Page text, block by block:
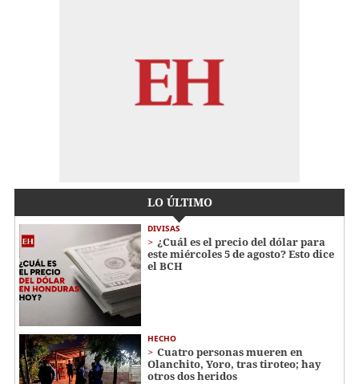
LO ÚLTIMO
DIVISAS
¿Cuál es el precio del dólar para
este miércoles 5 de agosto? Esto dice
el BCH
HECHO
Cuatro personas mueren en
Olanchito, Yoro, tras tiroteo; hay
otros dos heridos